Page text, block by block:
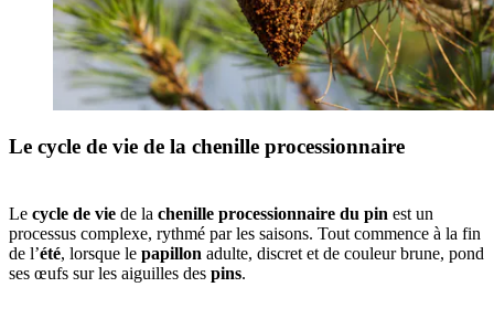
Le cycle de vie de la chenille processionnaire
Le cycle de vie de la chenille processionnaire du pin est un
processus complexe, rythmé par les saisons. Tout commence à la fin
de l’été, lorsque le papillon adulte, discret et de couleur brune, pond
ses œufs sur les aiguilles des pins.